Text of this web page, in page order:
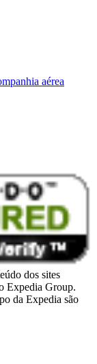
aérea
dos sites
Expedia Group.
da Expedia são